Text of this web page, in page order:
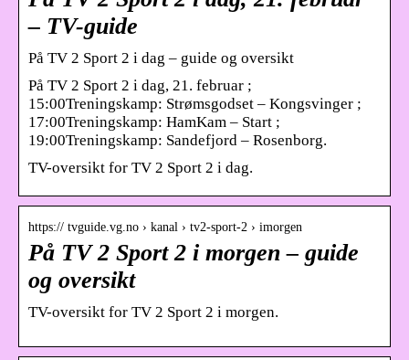
– TV-guide
På TV 2 Sport 2 i dag – guide og oversikt
På TV 2 Sport 2 i dag, 21. februar ;
15:00Treningskamp: Strømsgodset – Kongsvinger ;
17:00Treningskamp: HamKam – Start ;
19:00Treningskamp: Sandefjord – Rosenborg.
TV-oversikt for TV 2 Sport 2 i dag.
https:// tvguide.vg.no › kanal › tv2-sport-2 › imorgen
På TV 2 Sport 2 i morgen – guide
og oversikt
TV-oversikt for TV 2 Sport 2 i morgen.